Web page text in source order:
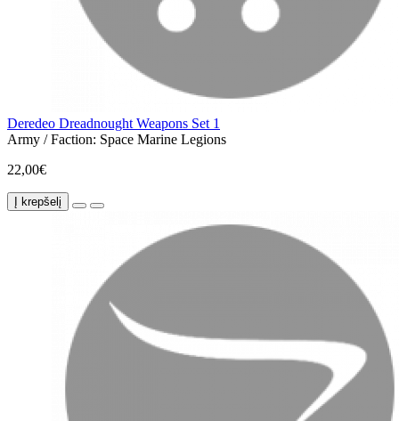
Deredeo Dreadnought Weapons Set 1
Army / Faction: Space Marine Legions
22,00€
Į krepšelį